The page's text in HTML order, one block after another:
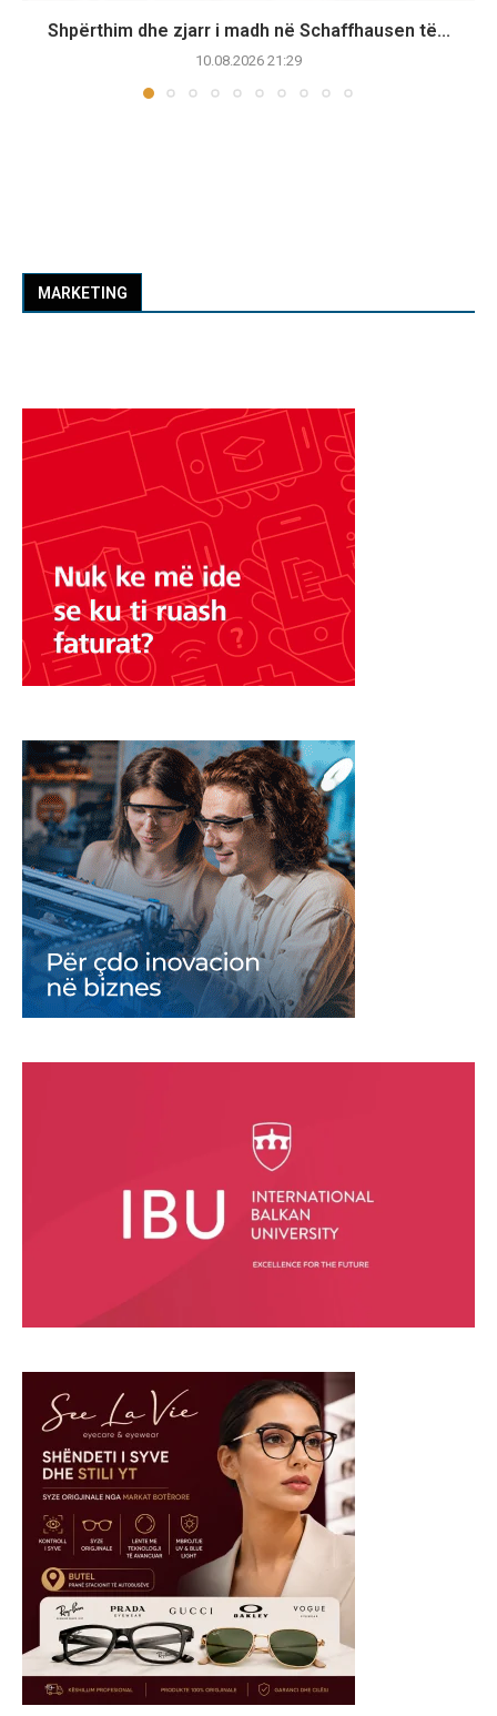
Shpërthim dhe zjarr i madh në Schaffhausen të...
10.08.2026 21:29
MARKETING